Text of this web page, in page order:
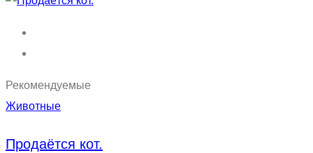
Рекомендуемые
Животные
Продаётся кот.